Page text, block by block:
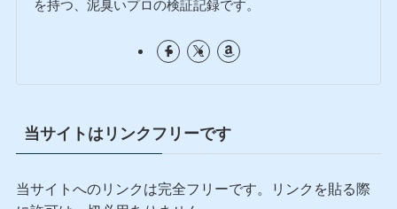
を持つ、泥臭いプロの検証記録です。
当サイトはリンクフリーです
当サイトへのリンクは完全フリーです。リンクを貼る際